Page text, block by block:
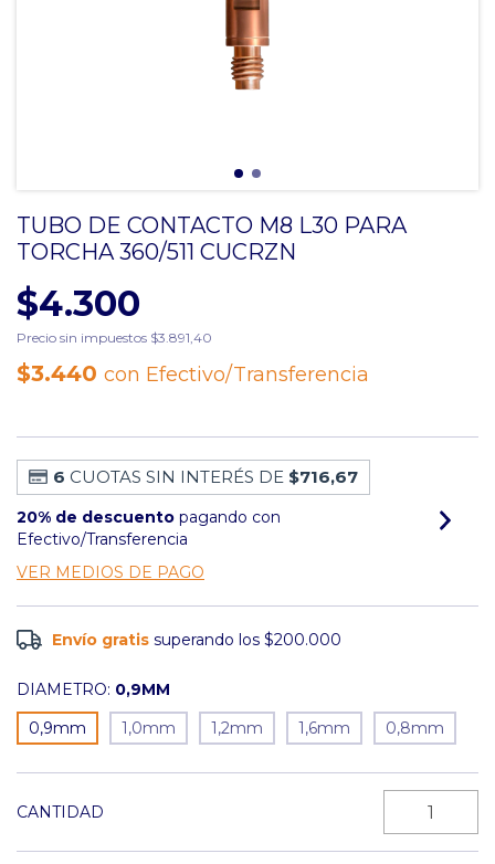
TUBO DE CONTACTO M8 L30 PARA
TORCHA 360/511 CUCRZN
$4.300
Precio sin impuestos $3.891,40
$3.440 con Efectivo/Transferencia
6 CUOTAS SIN INTERÉS DE $716,67
20% de descuento pagando con
Efectivo/Transferencia
VER MEDIOS DE PAGO
Envío gratis superando los$200.000
DIAMETRO: 0,9MM
0,9mm
1,0mm 1,2mm 1,6mm 0,8mm
CANTIDAD